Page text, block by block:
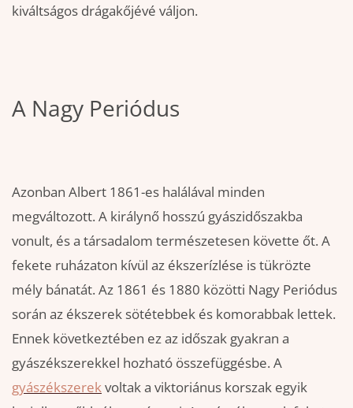
kiváltságos drágakőjévé váljon.
A Nagy Periódus
Azonban Albert 1861-es halálával minden
megváltozott. A királynő hosszú gyászidőszakba
vonult, és a társadalom természetesen követte őt. A
fekete ruházaton kívül az ékszerízlése is tükrözte
mély bánatát. Az 1861 és 1880 közötti Nagy Periódus
során az ékszerek sötétebbek és komorabbak lettek.
Ennek következtében ez az időszak gyakran a
gyászékszerekkel hozható összefüggésbe. A
gyászékszerekvoltak a viktoriánus korszak egyik